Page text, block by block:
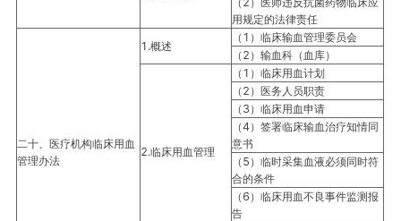
用规定的法律责任
二十、医疗机构临床用血
管理办法
1.概述
（1）临床输血管理委员会
（2）输血科（血库）
2.临床用血管理
（1）临床用血计划
（2）医务人员职责
（3）临床用血申请
（4）签署临床输血治疗知情同
意书
（5）临时采集血液必须同时符
合的条件
（6）临床用血不良事件监测报
告